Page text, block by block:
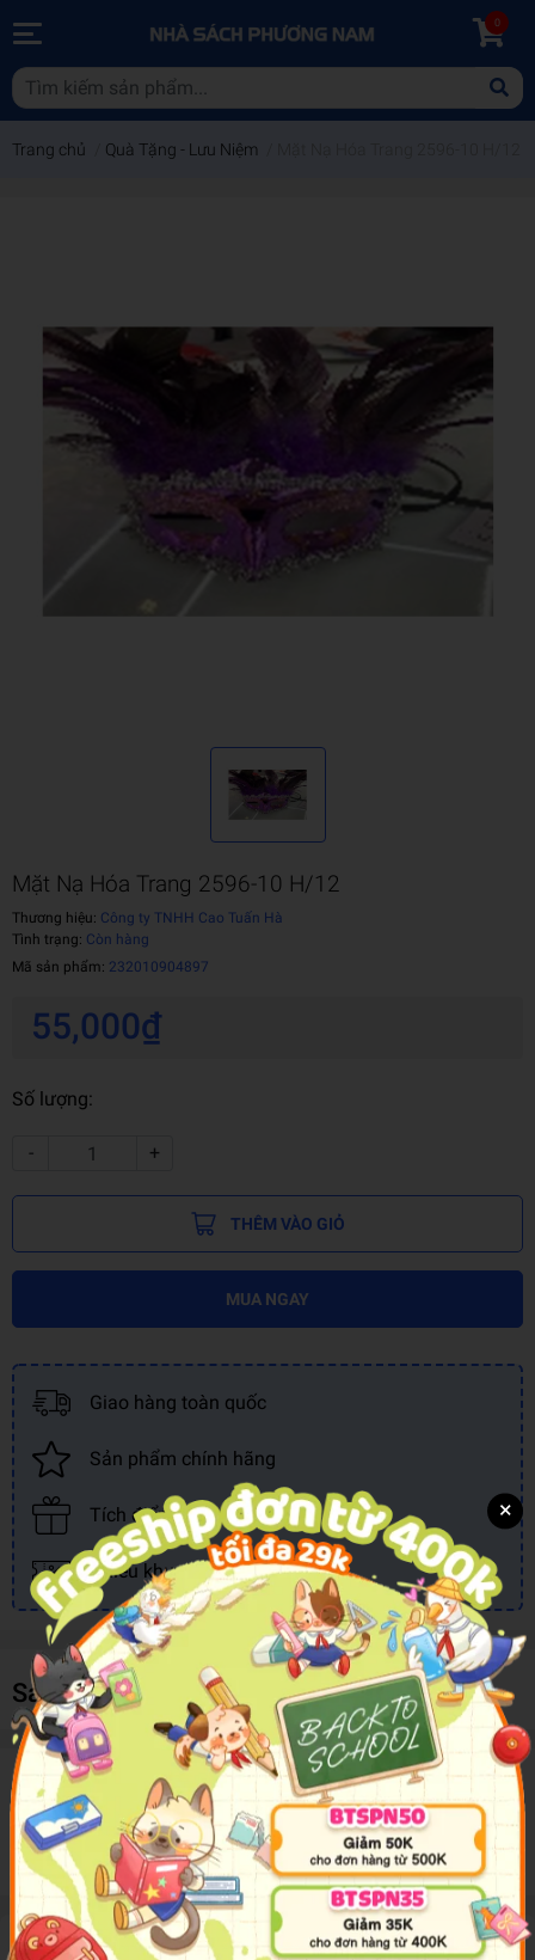
0
Trang chủ Quà Tặng - Lưu Niệm
Mặt Nạ Hóa Trang 2596-10 H/12
Thương hiệu: Công ty TNHH Cao Tuấn Hà
Tình trạng: Còn hàng
Mã sản phẩm: 232010904897
55,000₫
Số lượng:
- +
THÊM VÀO GIỎ
MUA NGAY
Giao hàng toàn quốc
Sản phẩm chính hãng
Tích điểm đổi quà
Nhiều khuyến mãi, ưu đãi
Sản phẩm cùng loại
Mô tả sản phẩm
Mặt Nạ Hóa Trang 2596-10 H/12
Đánh giá sản phẩm
×